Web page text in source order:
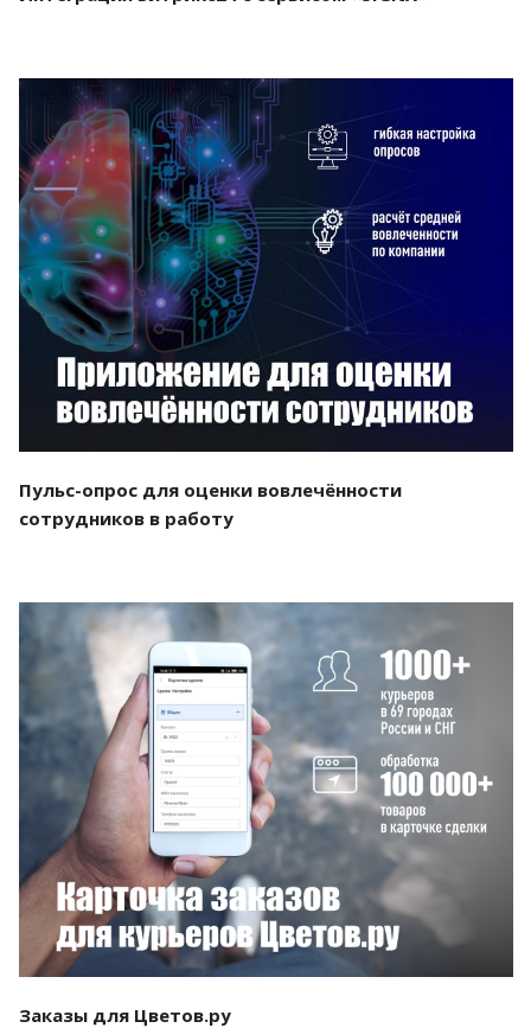
Смотреть проект
Пульс-опрос для оценки вовлечённости
сотрудников в работу
Смотреть проект
Заказы для Цветов.ру